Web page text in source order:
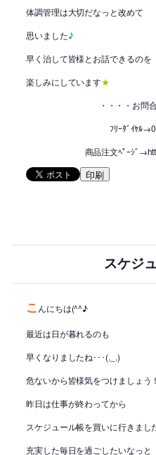
体調管理は大切だなっと改めて
思いました♪
早く治して皆様とお話できるのを
楽しみにしています★
・・・・ お問
ﾌﾘｰﾀﾞｲﾔﾙ
商品注文ﾍﾟｰｼﾞ
印刷
スケジ
こ んにちは(^^♪
最近は日が暮れるのも
早くなりましたね･･･(._.)
危ないから皆様気をつけましょう
昨日は仕事が終わってから
スケジュール帳を買いに行きまし
充実した毎日を過ごしたいなっと